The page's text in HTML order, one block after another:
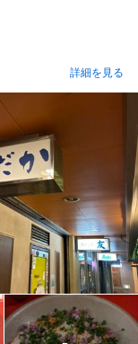
詳細を見る